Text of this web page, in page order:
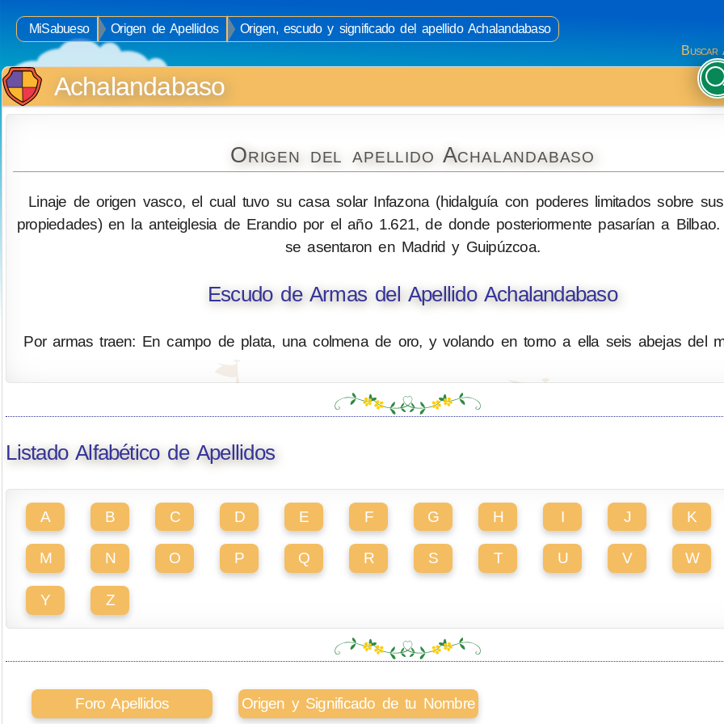
MiSabueso Origen de Apellidos
Origen, escudo y significado del apellido Achalandabaso
Buscar
Achalandabaso
Origen del apellido Achalandabaso
Linaje de origen vasco, el cual tuvo su casa solar Infazona (hidalguía con poderes limitados sobre
propiedades) en la anteiglesia de Erandio por el año 1.621, de donde posteriormente pasarían a
se asentaron en Madrid y Guipúzcoa.
Escudo de Armas del Apellido Achalandabaso
Por armas traen: En campo de plata, una colmena de oro, y volando en torno a ella seis abejas del
Listado Alfabético de Apellidos
A B C D E F G H I J K
M N O P Q R S T U V W
Y Z
Foro Apellidos Origen y Significado de tu Nombre